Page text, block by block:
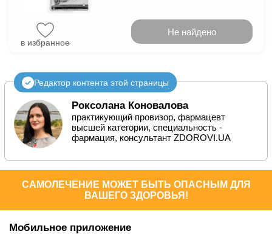
в избранное
Не найдено
Редактор контента этой страницы
Роксолана Коновалова
практикующий провизор, фармацевт
высшей категории, специальность -
фармация, консультант ZDOROVI.UA
САМОЛЕЧЕНИЕ МОЖЕТ БЫТЬ ОПАСНЫМ ДЛЯ
ВАШЕГО ЗДОРОВЬЯ!
Мобильное приложение